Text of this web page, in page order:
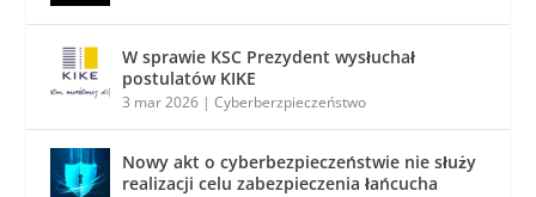
W sprawie KSC Prezydent wysłuchał
postulatów KIKE
3 mar 2026 |Cyberberzpieczeństwo
Nowy akt o cyberbezpieczeństwie nie służy
realizacji celu zabezpieczenia łańcucha